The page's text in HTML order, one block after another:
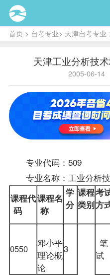
首页> 自考专业> 天津自考专业
天津工业分析技
2005-06-14
专业代码：509
专业名称：工业分析技
课程代
码
课程名
称
学
分
课程
类别
考
方
0550 邓小平
理论概
论
3
笔
试